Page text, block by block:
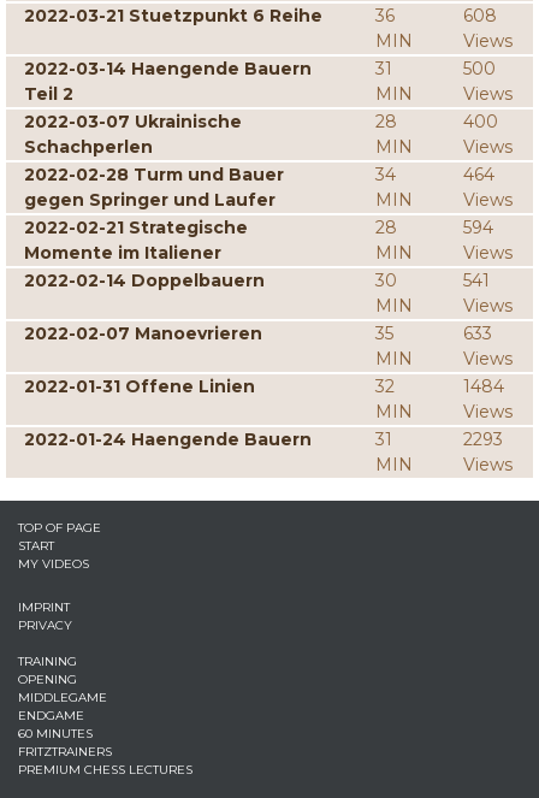
2022-03-21 Stuetzpunkt 6 Reihe
36
MIN
608
Views
2022-03-14 Haengende Bauern
Teil 2
31
MIN
500
Views
2022-03-07 Ukrainische
Schachperlen
28
MIN
400
Views
2022-02-28 Turm und Bauer
gegen Springer und Laufer
34
MIN
464
Views
2022-02-21 Strategische
Momente im Italiener
28
MIN
594
Views
2022-02-14 Doppelbauern
30
MIN
541
Views
2022-02-07 Manoevrieren
35
MIN
633
Views
2022-01-31 Offene Linien
32
MIN
1484
Views
2022-01-24 Haengende Bauern
31
MIN
2293
Views
TOP OF PAGE
START
MY VIDEOS
IMPRINT
PRIVACY
TRAINING
OPENING
MIDDLEGAME
ENDGAME
60 MINUTES
FRITZTRAINERS
PREMIUM CHESS LECTURES